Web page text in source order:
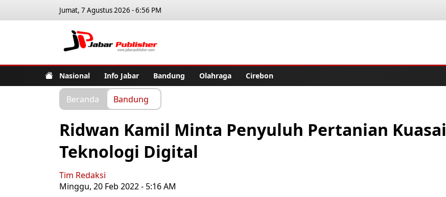
Jumat, 7 Agustus 2026 - 6:56 PM
Nasional Info Jabar Bandung Olahraga Cirebon
Beranda Bandung
Ridwan Kamil Minta Penyuluh Pertanian Kuasai
Teknologi Digital
Tim Redaksi
Minggu, 20 Feb 2022 - 5:16 AM